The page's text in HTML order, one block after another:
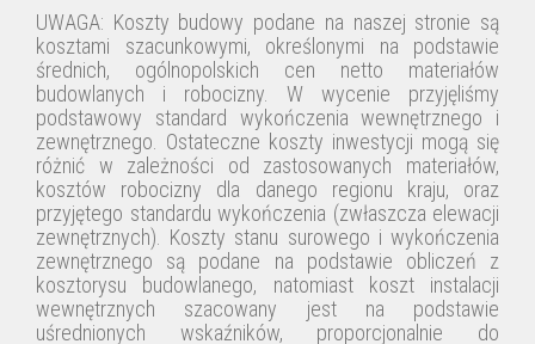
UWAGA: Koszty budowy podane na naszej stronie są
kosztami szacunkowymi, określonymi na podstawie
średnich, ogólnopolskich cen netto materiałów
budowlanych i robocizny. W wycenie przyjęliśmy
podstawowy standard wykończenia wewnętrznego i
zewnętrznego. Ostateczne koszty inwestycji mogą się
różnić w zależności od zastosowanych materiałów,
kosztów robocizny dla danego regionu kraju, oraz
przyjętego standardu wykończenia (zwłaszcza elewacji
zewnętrznych). Koszty stanu surowego i wykończenia
zewnętrznego są podane na podstawie obliczeń z
kosztorysu budowlanego, natomiast koszt instalacji
wewnętrznych szacowany jest na podstawie
uśrednionych wskaźników, proporcjonalnie do